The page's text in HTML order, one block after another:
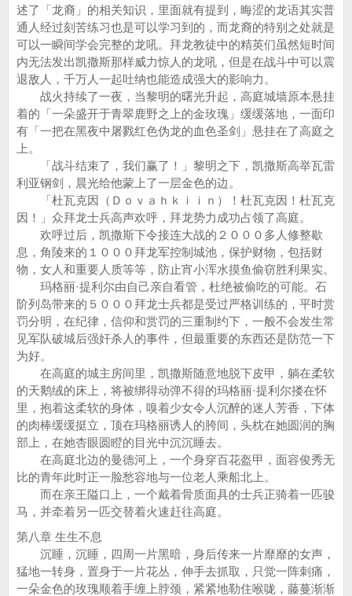
述了「龙裔」的相关知识，里面就有提到，晦涩的龙语其实普
通人经过刻苦练习也是可以学习到的，而龙裔的特别之处就是
可以一瞬间学会完整的龙吼。拜龙教徒中的精英们虽然短时间
内无法发出凯撒斯那样威力惊人的龙吼，但是在战斗中可以震
退敌人，千万人一起吐纳也能造成强大的影响力。
战火持续了一夜，当黎明的曙光升起，高庭城墙原本悬挂
着的「一朵盛开于青翠鹿野之上的金玫瑰」缓缓落地，一面印
有「一把在黑夜中屠戮红色伪龙的血色圣剑」悬挂在了高庭之
上。
「战斗结束了，我们赢了！」黎明之下，凯撒斯高举瓦雷
利亚钢剑，晨光给他蒙上了一层金色的边。
「杜瓦克因（Ｄｏｖａｈｋｉｉｎ）！杜瓦克因！杜瓦克
因！」众拜龙士兵高声欢呼，拜龙势力成功占领了高庭。
欢呼过后，凯撒斯下令接连大战的２０００多人修整歇
息，角陵来的１０００拜龙军控制城池，保护财物，包括财
物，女人和重要人质等等，防止宵小浑水摸鱼偷窃胜利果实。
玛格丽·提利尔由自己亲自看管，杜绝被偷吃的可能。石
阶列岛带来的５０００拜龙士兵都是受过严格训练的，平时赏
罚分明，在纪律，信仰和赏罚的三重制约下，一般不会发生常
见军队破城后强奸杀人的事件，但最重要的东西还是防范一下
为好。
在高庭的城主房间里，凯撒斯随意地脱下皮甲，躺在柔软
的天鹅绒的床上，将被绑得动弹不得的玛格丽·提利尔搂在怀
里，抱着这柔软的身体，嗅着少女令人沉醉的迷人芳香，下体
的肉棒缓缓挺立，顶在玛格丽诱人的胯间，头枕在她圆润的胸
部上，在她杏眼圆瞪的目光中沉沉睡去。
在高庭北边的曼德河上，一个身穿百花盔甲，面容俊秀无
比的青年此时正一脸愁容地与一位老人乘船北上。
而在亲王隘口上，一个戴着骨质面具的士兵正骑着一匹骏
马，并牵着另一匹交替着火速赶往高庭。
第八章 生生不息
沉睡，沉睡，四周一片黑暗，身后传来一片靡靡的女声，
猛地一转身，置身于一片花丛，伸手去抓取，只觉一阵刺痛，
一朵金色的玫瑰顺着手缠上脖颈，紧紧地勒住喉咙，藤蔓渐渐